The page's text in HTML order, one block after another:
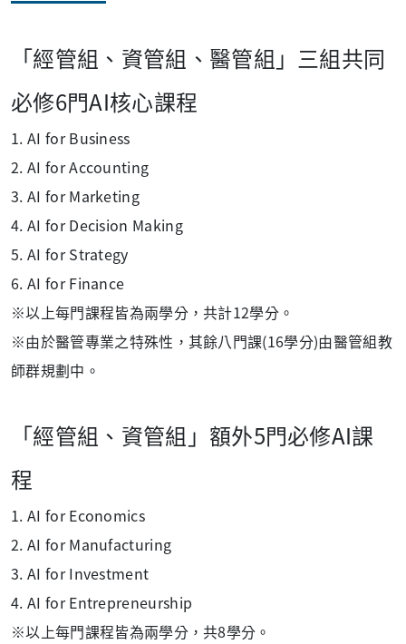
「經管組、資管組、醫管組」三組共同
必修6門AI核心課程
1. AI for Business
2. AI for Accounting
3. AI for Marketing
4. AI for Decision Making
5. AI for Strategy
6. AI for Finance
※以上每門課程皆為兩學分，共計12學分。
※由於醫管專業之特殊性，其餘八門課(16學分)由醫管組教
師群規劃中。
「經管組、資管組」額外5門必修AI課
程
1. AI for Economics
2. AI for Manufacturing
3. AI for Investment
4. AI for Entrepreneurship
※以上每門課程皆為兩學分，共8學分。